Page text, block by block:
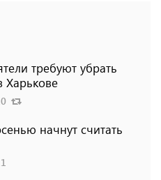
требуют убрать
Харькове
начнут считать